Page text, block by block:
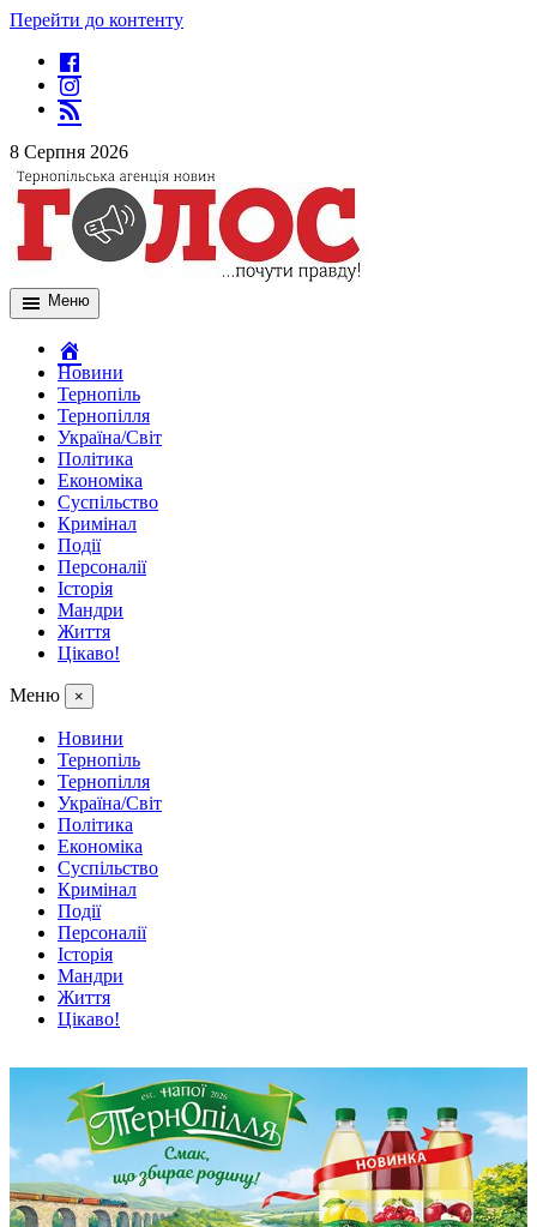
Перейти до контенту
8 Серпня 2026
Меню
Новини
Тернопіль
Тернопілля
Україна/Світ
Політика
Економіка
Суспільство
Кримінал
Події
Персоналії
Історія
Мандри
Життя
Цікаво!
Меню ×
Новини
Тернопіль
Тернопілля
Україна/Світ
Політика
Економіка
Суспільство
Кримінал
Події
Персоналії
Історія
Мандри
Життя
Цікаво!